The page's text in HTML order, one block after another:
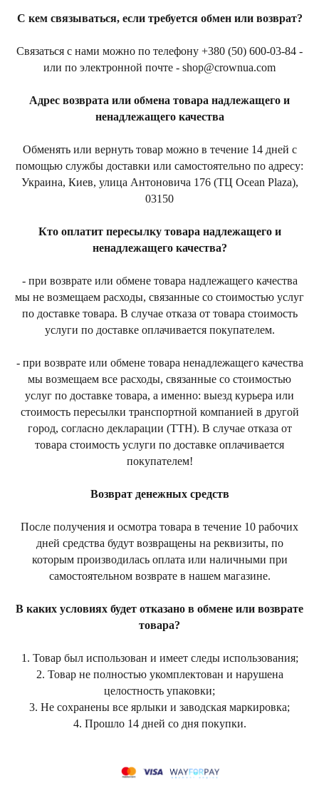
С кем связываться, если требуется обмен или возврат?
Связаться с нами можно по телефону +380 (50) 600-03-84 -
или по электронной почте - shop@crownua.com
Адрес возврата или обмена товара надлежащего и
ненадлежащего качества
Обменять или вернуть товар можно в течение 14 дней с
помощью службы доставки или самостоятельно по адресу:
Украина, Киев, улица Антоновича 176 (ТЦ Ocean Plaza),
03150
Кто оплатит пересылку товара надлежащего и
ненадлежащего качества?
- при возврате или обмене товара надлежащего качества
мы не возмещаем расходы, связанные со стоимостью услуг
по доставке товара. В случае отказа от товара стоимость
услуги по доставке оплачивается покупателем.
- при возврате или обмене товара ненадлежащего качества
мы возмещаем все расходы, связанные со стоимостью
услуг по доставке товара, а именно: выезд курьера или
стоимость пересылки транспортной компанией в другой
город, согласно декларации (ТТН). В случае отказа от
товара стоимость услуги по доставке оплачивается
покупателем!
Возврат денежных средств
После получения и осмотра товара в течение 10 рабочих
дней средства будут возвращены на реквизиты, по
которым производилась оплата или наличными при
самостоятельном возврате в нашем магазине.
В каких условиях будет отказано в обмене или возврате
товара?
1. Товар был использован и имеет следы использования;
2. Товар не полностью укомплектован и нарушена
целостность упаковки;
3. Не сохранены все ярлыки и заводская маркировка;
4. Прошло 14 дней со дня покупки.